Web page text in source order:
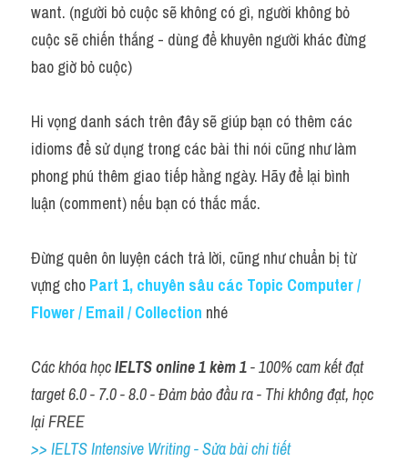
want. (người bỏ cuộc sẽ không có gì, người không bỏ
cuộc sẽ chiến thắng - dùng để khuyên người khác đừng
bao giờ bỏ cuộc)
Hi vọng danh sách trên đây sẽ giúp bạn có thêm các
idioms để sử dụng trong các bài thi nói cũng như làm
phong phú thêm giao tiếp hằng ngày. Hãy để lại bình
luận (comment) nếu bạn có thắc mắc.
Đừng quên ôn luyện cách trả lời, cũng như chuẩn bị từ
vựng cho Part 1, chuyên sâu các Topic Computer /
Flower / Email / Collection nhé
Các khóa học IELTS online 1 kèm 1 - 100% cam kết đạt
target 6.0 - 7.0 - 8.0 - Đảm bảo đầu ra - Thi không đạt, học
lại FREE
>> IELTS Intensive Writing - Sửa bài chi tiết